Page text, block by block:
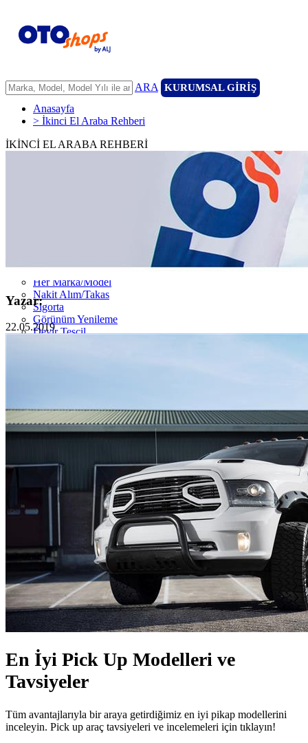
ARA KURUMSAL GİRİŞ
Garanti ve 7/24 Yol Yardımı
14 Günde Değişim
Her Marka/Model
Nakit Alım/Takas
Sigorta
Görünüm Yenileme
Devir Tescil
Basın Odası
YETKİLİ SATICILAR
İLETİŞİM
Anasayfa
> İkinci El Araba Rehberi
İKİNCİ EL ARABA REHBERİ
Yazar:
22.05.2019
En İyi Pick Up Modelleri ve
Tavsiyeler
Tüm avantajlarıyla bir araya getirdiğimiz en iyi pikap modellerini
inceleyin. Pick up araç tavsiyeleri ve incelemeleri için tıklayın!